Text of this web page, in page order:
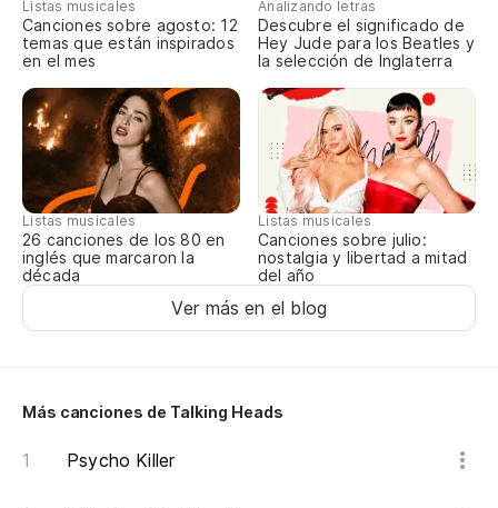
Listas musicales
Canciones sobre agosto: 12
temas que están inspirados
en el mes
Analizando letras
Descubre el significado de
Hey Jude para los Beatles y
la selección de Inglaterra
Listas musicales
26 canciones de los 80 en
inglés que marcaron la
década
Listas musicales
Canciones sobre julio:
nostalgia y libertad a mitad
del año
Ver más en el blog
Más canciones de Talking Heads
Psycho Killer